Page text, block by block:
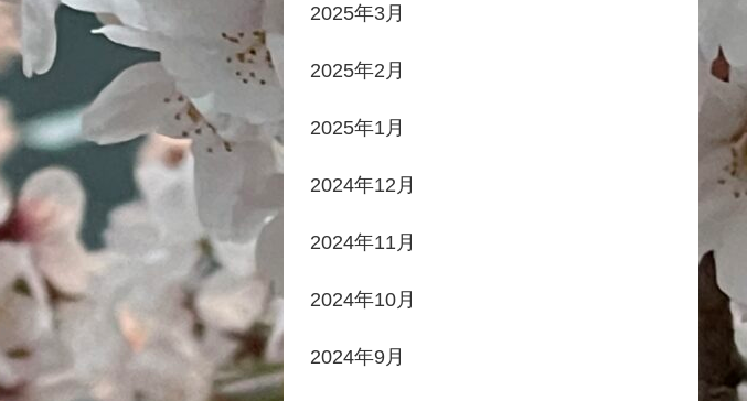
2025年3月
2025年2月
2025年1月
2024年12月
2024年11月
2024年10月
2024年9月